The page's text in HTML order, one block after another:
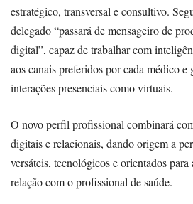
estratégico, transversal e consultivo.
delegado “passará de mensageiro de
digital”, capaz de trabalhar com
aos canais preferidos por cada médico
interações presenciais como virtuais.
O novo perfil profissional combinará
digitais e relacionais, dando origem a
versáteis, tecnológicos e orientados para
relação com o profissional de saúde.